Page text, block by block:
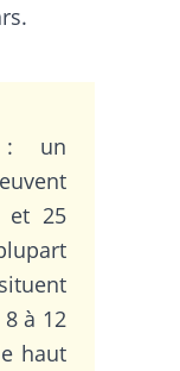
: un
et 25
à 12
haut